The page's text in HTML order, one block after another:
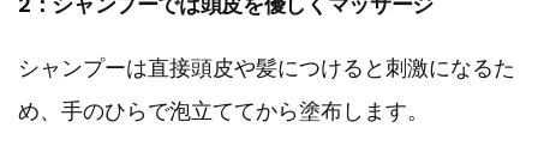
シャンプーは直接頭皮や髪につけると刺激になるた
め、手のひらで泡立ててから塗布します。